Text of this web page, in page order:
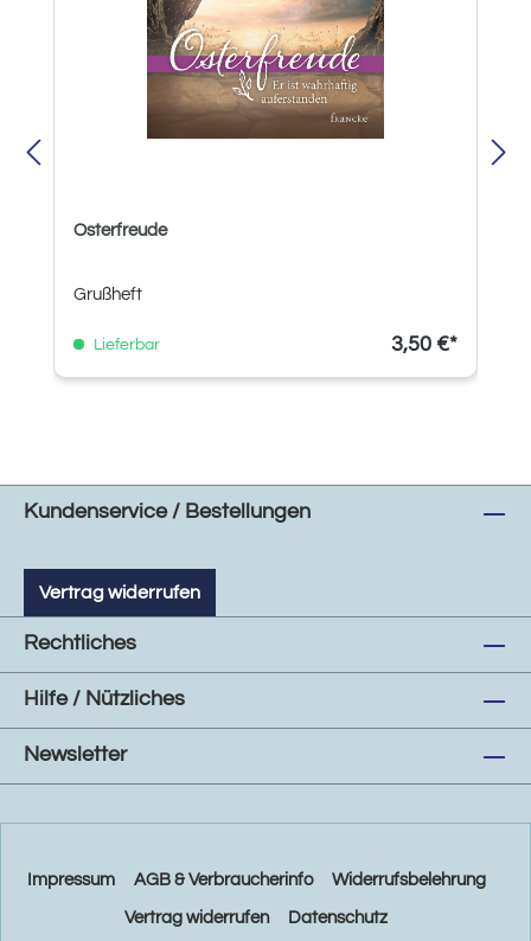
Osterfreude
Grußheft
Lieferbar 3,50 €*
Kundenservice / Bestellungen
Vertrag widerrufen
Rechtliches
Hilfe / Nützliches
Newsletter
Impressum AGB & Verbraucherinfo Widerrufsbelehrung
Vertrag widerrufen Datenschutz